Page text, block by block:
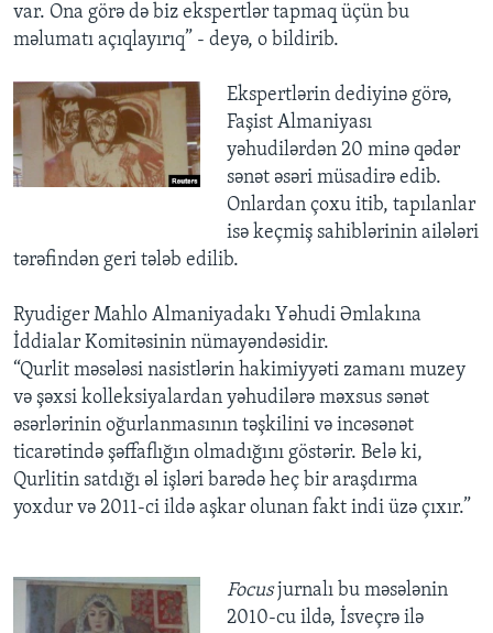
var. Ona görə də biz ekspertlər tapmaq üçün bu
məlumatı açıqlayırıq” - deyə, o bildirib.
Ekspertlərin dediyinə görə,
Faşist Almaniyası
yəhudilərdən 20 minə qədər
sənət əsəri müsadirə edib.
Onlardan çoxu itib, tapılanlar
isə keçmiş sahiblərinin ailələri
tərəfindən geri tələb edilib.
Ryudiger Mahlo Almaniyadakı Yəhudi Əmlakına
İddialar Komitəsinin nümayəndəsidir.
“Qurlit məsələsi nasistlərin hakimiyyəti zamanı muzey
və şəxsi kolleksiyalardan yəhudilərə məxsus sənət
əsərlərinin oğurlanmasının təşkilini və incəsənət
ticarətində şəffaflığın olmadığını göstərir. Belə ki,
Qurlitin satdığı əl işləri barədə heç bir araşdırma
yoxdur və 2011-ci ildə aşkar olunan fakt indi üzə çıxır.”
Focusjurnalı bu məsələnin
2010-cu ildə, İsveçrə ilə